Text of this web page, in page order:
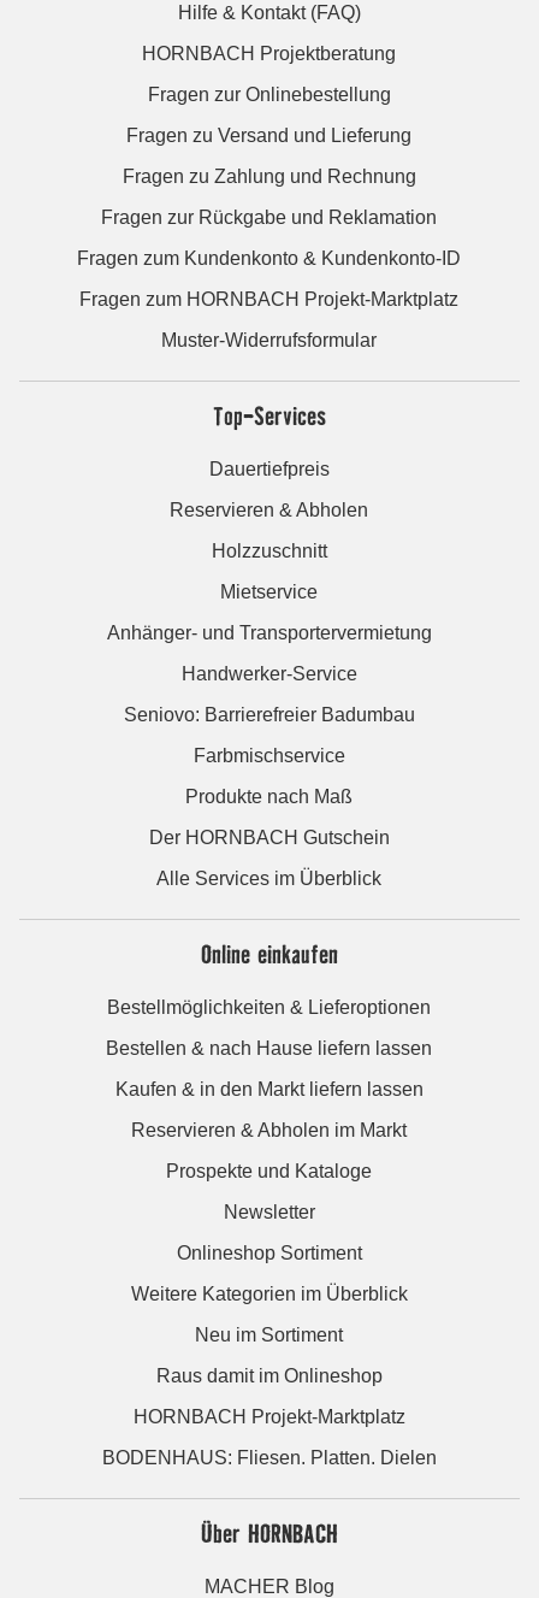
Hilfe & Kontakt (FAQ)
HORNBACH Projektberatung
Fragen zur Onlinebestellung
Fragen zu Versand und Lieferung
Fragen zu Zahlung und Rechnung
Fragen zur Rückgabe und Reklamation
Fragen zum Kundenkonto & Kundenkonto-ID
Fragen zum HORNBACH Projekt-Marktplatz
Muster-Widerrufsformular
Top-Services
Dauertiefpreis
Reservieren & Abholen
Holzzuschnitt
Mietservice
Anhänger- und Transportervermietung
Handwerker-Service
Seniovo: Barrierefreier Badumbau
Farbmischservice
Produkte nach Maß
Der HORNBACH Gutschein
Alle Services im Überblick
Online einkaufen
Bestellmöglichkeiten & Lieferoptionen
Bestellen & nach Hause liefern lassen
Kaufen & in den Markt liefern lassen
Reservieren & Abholen im Markt
Prospekte und Kataloge
Newsletter
Onlineshop Sortiment
Weitere Kategorien im Überblick
Neu im Sortiment
Raus damit im Onlineshop
HORNBACH Projekt-Marktplatz
BODENHAUS: Fliesen. Platten. Dielen
Über HORNBACH
MACHER Blog